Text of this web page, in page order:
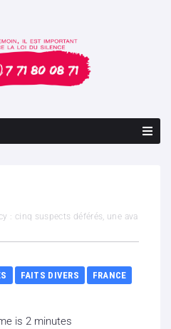
: cinq suspects déférés, une ava
FAITS DIVERS
FRANCE
is 2 minutes